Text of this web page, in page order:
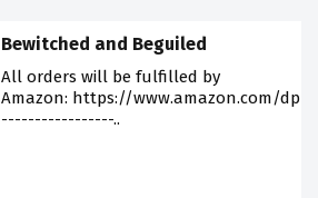
Bewitched and Beguiled
All orders will be fulfilled by
Amazon: https://www.amazon.com/dp/
-----------------..